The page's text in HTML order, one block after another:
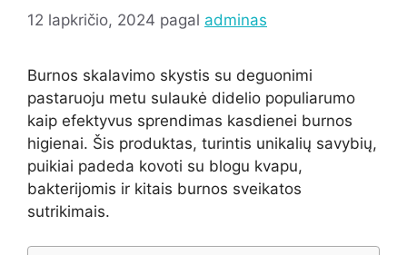
12 lapkričio, 2024 pagal adminas
Burnos skalavimo skystis su deguonimi
pastaruoju metu sulaukė didelio populiarumo
kaip efektyvus sprendimas kasdienei burnos
higienai. Šis produktas, turintis unikalių savybių,
puikiai padeda kovoti su blogu kvapu,
bakterijomis ir kitais burnos sveikatos
sutrikimais.